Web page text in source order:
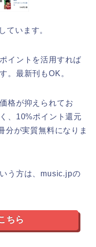
ています。
イントを活用すれば
。最新刊もOK。
格が抑えられてお
、10%ポイント還元
分が実質無料になりま
う方は、music.jpの
ちら